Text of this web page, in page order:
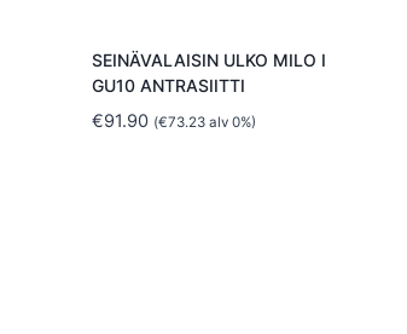
SEINÄVALAISIN ULKO MILO I
GU10 ANTRASIITTI
€91.90 (€73.23alv 0%)